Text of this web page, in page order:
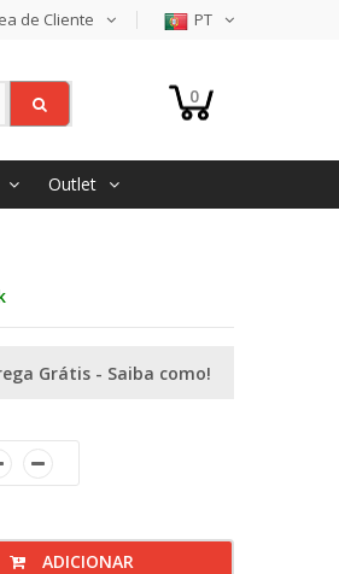
de Cliente PT
0
Outlet
Grátis - Saiba como!
ADICIONAR